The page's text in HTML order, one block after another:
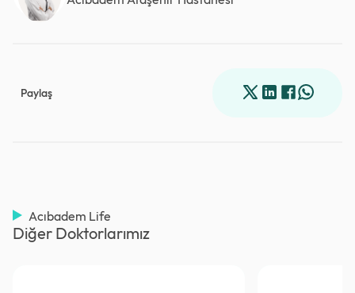
Paylaş
Acıbadem Life
Diğer Doktorlarımız